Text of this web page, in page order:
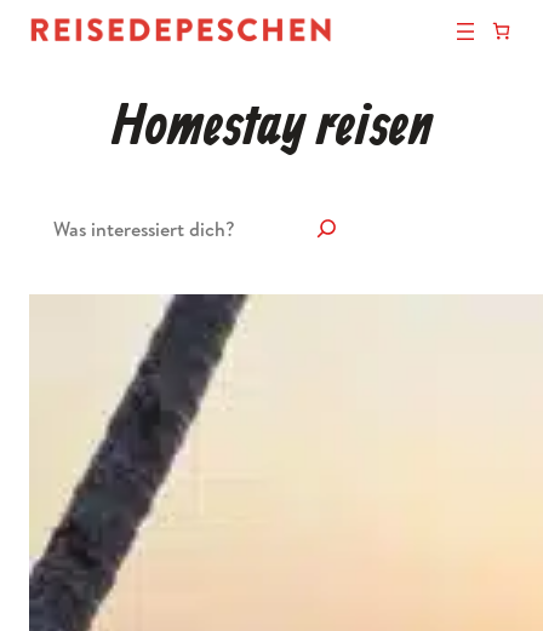
Homestay reisen